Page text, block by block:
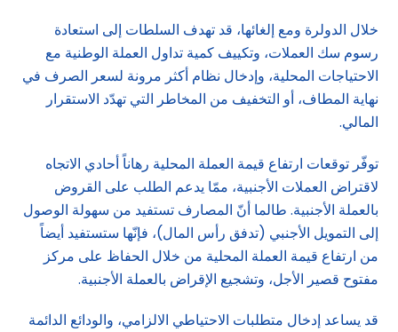
خلال الدولرة ومع إلغائها، قد تهدف السلطات إلى استعادة
رسوم سك العملات، وتكييف كمية تداول العملة الوطنية مع
الاحتياجات المحلية، وإدخال نظام أكثر مرونة لسعر الصرف في
نهاية المطاف، أو التخفيف من المخاطر التي تهدّد الاستقرار
المالي.
توفّر توقعات ارتفاع قيمة العملة المحلية رهاناً أحادي الاتجاه
لاقتراض العملات الأجنبية، ممّا يدعم الطلب على القروض
بالعملة الأجنبية. طالما أنّ المصارف تستفيد من سهولة الوصول
إلى التمويل الأجنبي (تدفق رأس المال)، فإنّها ستستفيد أيضاً
من ارتفاع قيمة العملة المحلية من خلال الحفاظ على مركز
مفتوح قصير الأجل، وتشجيع الإقراض بالعملة الأجنبية.
قد يساعد إدخال متطلبات الاحتياطي الالزامي، والودائع الدائمة